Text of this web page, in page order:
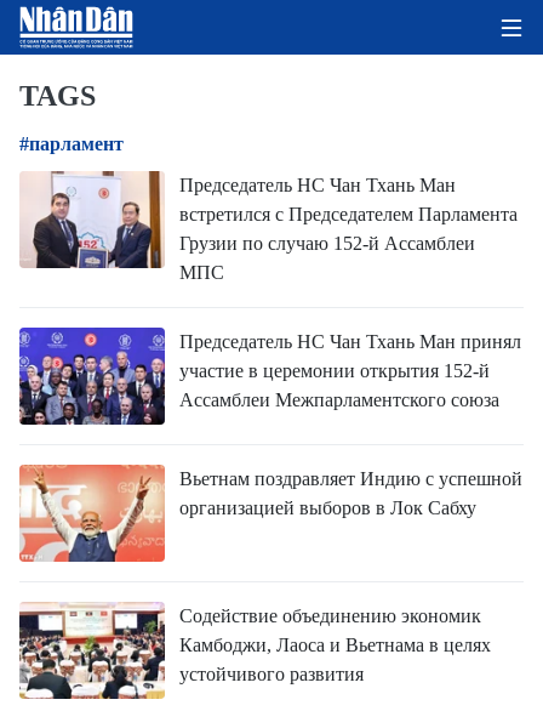
ПОЛИТИКА
ЭКОНОМИКА
ОБЩЕСТВО
ЭКОЛОГИЯ
ДОБРО ПОЖАЛОВАТЬ ВО
В МИРЕ
TAGS
#парламент
Председатель НС Чан Тхань Ман
встретился с Председателем Парламента
Грузии по случаю 152-й Ассамблеи
МПС
Председатель НС Чан Тхань Ман принял
участие в церемонии открытия 152-й
Ассамблеи Межпарламентского союза
Вьетнам поздравляет Индию с успешной
организацией выборов в Лок Сабху
Содействие объединению экономик
Камбоджи, Лаоса и Вьетнама в целях
устойчивого развития